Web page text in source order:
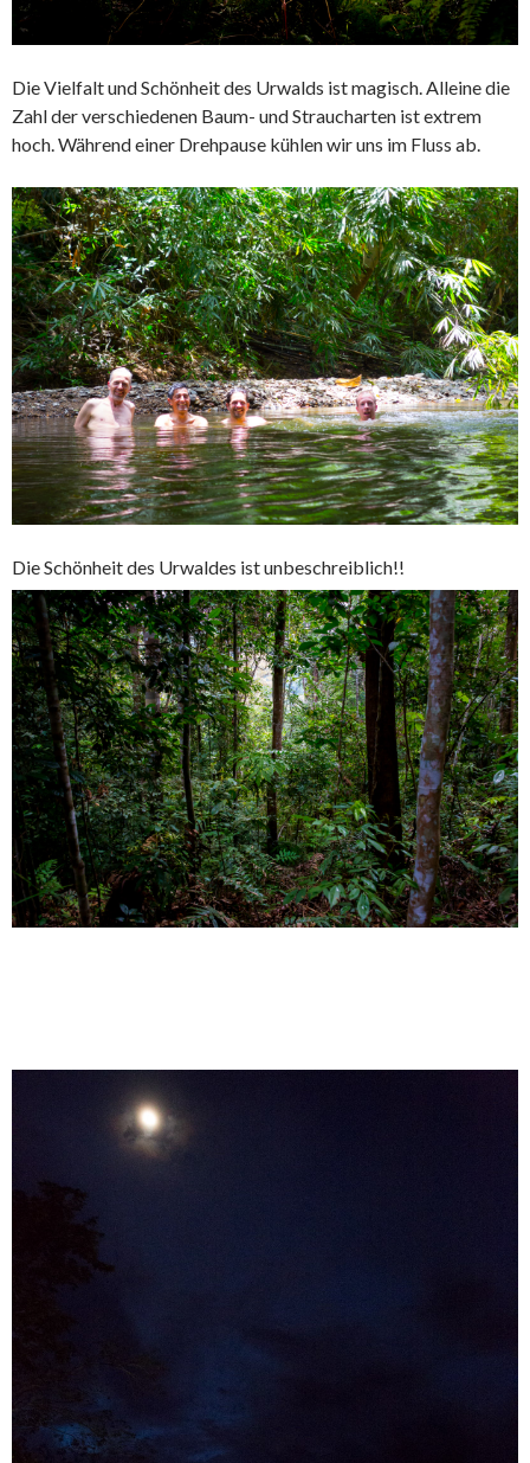
Die Vielfalt und Schönheit des Urwalds ist magisch. Alleine die
Zahl der verschiedenen Baum- und Straucharten ist extrem
hoch. Während einer Drehpause kühlen wir uns im Fluss ab.
Die Schönheit des Urwaldes ist unbeschreiblich!!